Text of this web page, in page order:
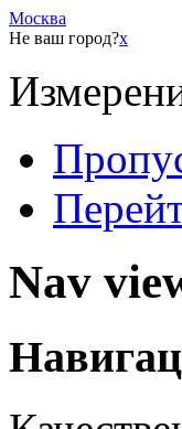
Москва
Не ваш город?x
Nav